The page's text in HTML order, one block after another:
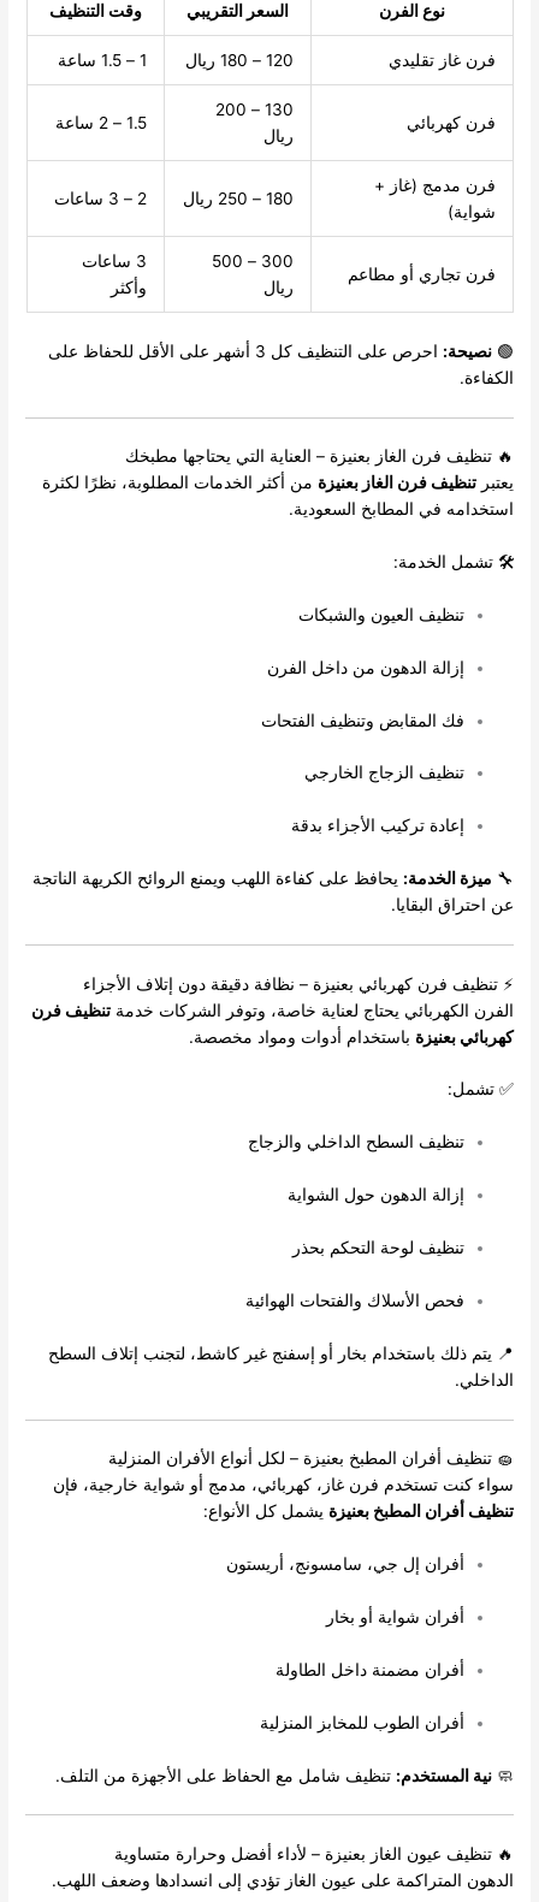
نوع الفرن السعر التقريبي وقت التنظيف
فرن غاز تقليدي 120 – 180 ريال 1 – 1.5 ساعة
فرن كهربائي
130 – 200
ريال
1.5 – 2 ساعة
فرن مدمج (غاز +
شواية)
180 – 250 ريال 2 – 3 ساعات
فرن تجاري أو مطاعم
300 – 500
ريال
3 ساعات
وأكثر
🟢نصيحة:
احرص على التنظيف كل 3 أشهر على الأقل للحفاظ على
الكفاءة.
🔥 تنظيف فرن الغاز بعنيزة – العناية التي يحتاجها مطبخك
يعتبرتنظيف فرن الغاز بعنيزة من أكثر الخدمات المطلوبة، نظرًا لكثرة
استخدامه في المطابخ السعودية.
🛠️ تشمل الخدمة:
تنظيف العيون والشبكات
إزالة الدهون من داخل الفرن
فك المقابض وتنظيف الفتحات
تنظيف الزجاج الخارجي
إعادة تركيب الأجزاء بدقة
🔧 ميزة الخدمة: يحافظ على كفاءة اللهب ويمنع الروائح الكريهة الناتجة
عن احتراق البقايا.
⚡ تنظيف فرن كهربائي بعنيزة – نظافة دقيقة دون إتلاف الأجزاء
الفرن الكهربائي يحتاج لعناية خاصة، وتوفر الشركات خدمةتنظيف فرن
كهربائي بعنيزة باستخدام أدوات ومواد مخصصة.
✅ تشمل:
تنظيف السطح الداخلي والزجاج
إزالة الدهون حول الشواية
تنظيف لوحة التحكم بحذر
فحص الأسلاك والفتحات الهوائية
📍 يتم ذلك باستخدام بخار أو إسفنج غير كاشط، لتجنب إتلاف السطح
الداخلي.
🧽 تنظيف أفران المطبخ بعنيزة – لكل أنواع الأفران المنزلية
سواء كنت تستخدم فرن غاز، كهربائي، مدمج أو شواية خارجية، فإن
تنظيف أفران المطبخ بعنيزة يشمل كل الأنواع:
أفران إل جي، سامسونج، أريستون
أفران شواية أو بخار
أفران مضمنة داخل الطاولة
أفران الطوب للمخابز المنزلية
🧼نية المستخدم: تنظيف شامل مع الحفاظ على الأجهزة من التلف.
🔥 تنظيف عيون الغاز بعنيزة – لأداء أفضل وحرارة متساوية
الدهون المتراكمة على عيون الغاز تؤدي إلى انسدادها وضعف اللهب.